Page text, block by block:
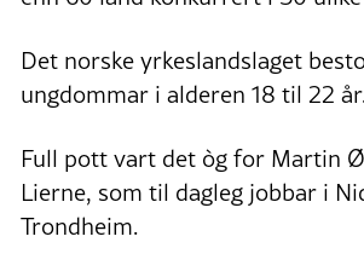
Det norske yrkeslandslaget
ungdommar i alderen 18 til 22
Full pott vart det òg for Martin
Lierne, som til dagleg jobbar i
Trondheim.